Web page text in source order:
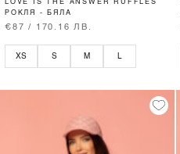
LOVE IS THE ANSWER RUFFLES
РОКЛЯ - БЯЛА
€87 / 170.16 ЛВ.
XS S M L